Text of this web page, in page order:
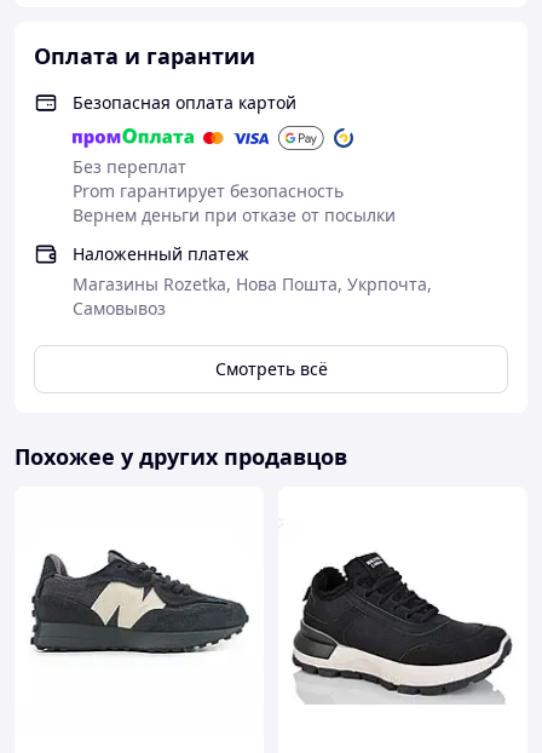
гардеробу
★ хорошее сочетание цена/качество
★ Лови момент!
Убедитесь, что вы правильно
измеряли длину стельки
Мы меряем длину стельки внутри
рулеткой
Во-первых стелька часто бывает приклеена
►мы продаем не ноги, а обувь, поэтому нужно
наши с вами замеры должны быть
одинаковыми
1. Вставьте рулетку в похожую обувь которою
вы носите
2.Измерьте внутренние пространство обуви от
Прижмите рулетку к стельке пальцем чтобы
Оплата и гарантии
Безопасная оплата картой
Без переплат
Prom гарантирует безопасность
Вернем деньги при отказе от посылки
Наложенный платеж
Магазины Rozetka, Нова Пошта, Укрпочта,
Самовывоз
Смотреть всё
Похожее у других продавцов